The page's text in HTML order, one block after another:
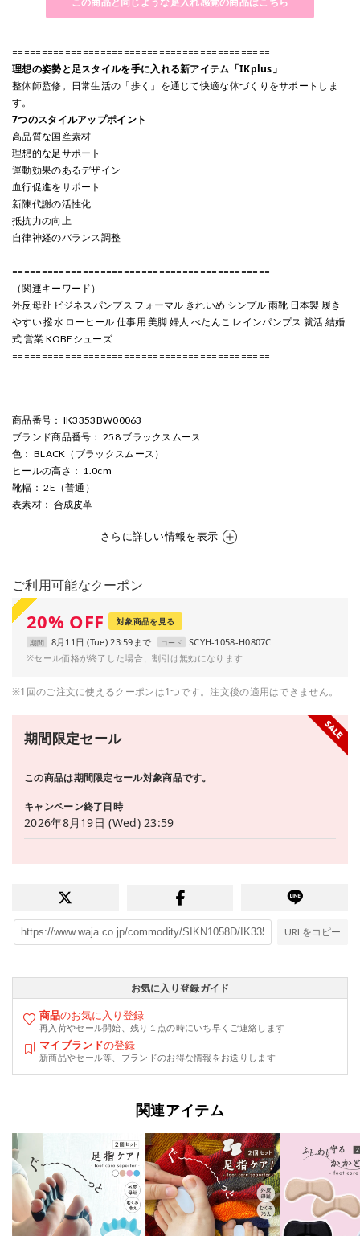
============================================
理想の姿勢と足スタイルを手に入れる新アイテム「IKplus」
整体師監修。日常生活の「歩く」を通じて快適な体づくりをサポートしま
す。
7つのスタイルアップポイント
高品質な国産素材
理想的な足サポート
運動効果のあるデザイン
血行促進をサポート
新陳代謝の活性化
抵抗力の向上
自律神経のバランス調整
============================================
（関連キーワード）
外反母趾 ビジネスパンプス フォーマル きれいめ シンプル 雨靴 日本製 履き
やすい 撥水 ローヒール 仕事用 美脚 婦人 ぺたんこ レインパンプス 就活 結婚
式 営業 KOBEシューズ
============================================
商品番号 ： IK3353BW00063
ブランド商品番号 ： 258 ブラックスムース
色 ： BLACK（ブラックスムース）
ヒールの高さ ： 1.0cm
靴幅 ： 2E（普通）
表素材： 合成皮革
さらに詳しい情報を表示
ご利用可能なクーポン
20% OFF 対象商品を見る
期間 8月11日 (Tue) 23:59まで コード
SCYH-1058-H0807C
※セール価格が終了した場合、割引は無効になります
※1回のご注文に使えるクーポンは1つです。注文後の適用はできません。
期間限定セール
この商品は期間限定セール対象商品です。
キャンペーン終了日時
2026年8月19日 (Wed) 23:59
URLをコピー
お気に入り登録ガイド
商品のお気に入り登録
再入荷やセール開始、残り１点の時にいち早くご連絡します
マイブランドの登録
新商品やセール等、ブランドのお得な情報をお送りします
関連アイテム